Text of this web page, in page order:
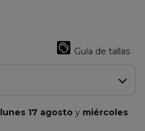
Guía de tallas
lunes 17 agosto y miércoles